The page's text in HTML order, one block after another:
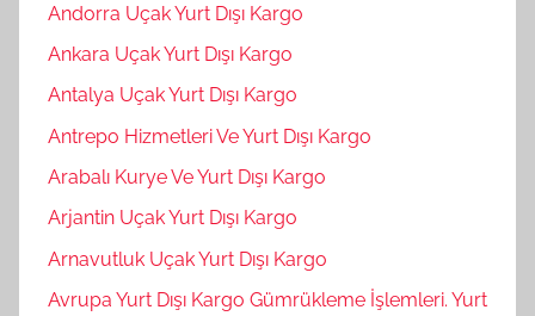
Andorra Uçak Yurt Dışı Kargo
Ankara Uçak Yurt Dışı Kargo
Antalya Uçak Yurt Dışı Kargo
Antrepo Hizmetleri Ve Yurt Dışı Kargo
Arabalı Kurye Ve Yurt Dışı Kargo
Arjantin Uçak Yurt Dışı Kargo
Arnavutluk Uçak Yurt Dışı Kargo
Avrupa Yurt Dışı Kargo Gümrükleme İşlemleri. Yurt